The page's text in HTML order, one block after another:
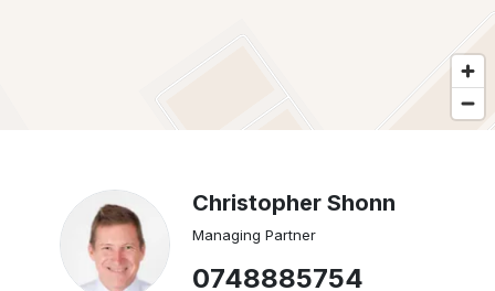
Christopher Shonn
Managing Partner
0748885754